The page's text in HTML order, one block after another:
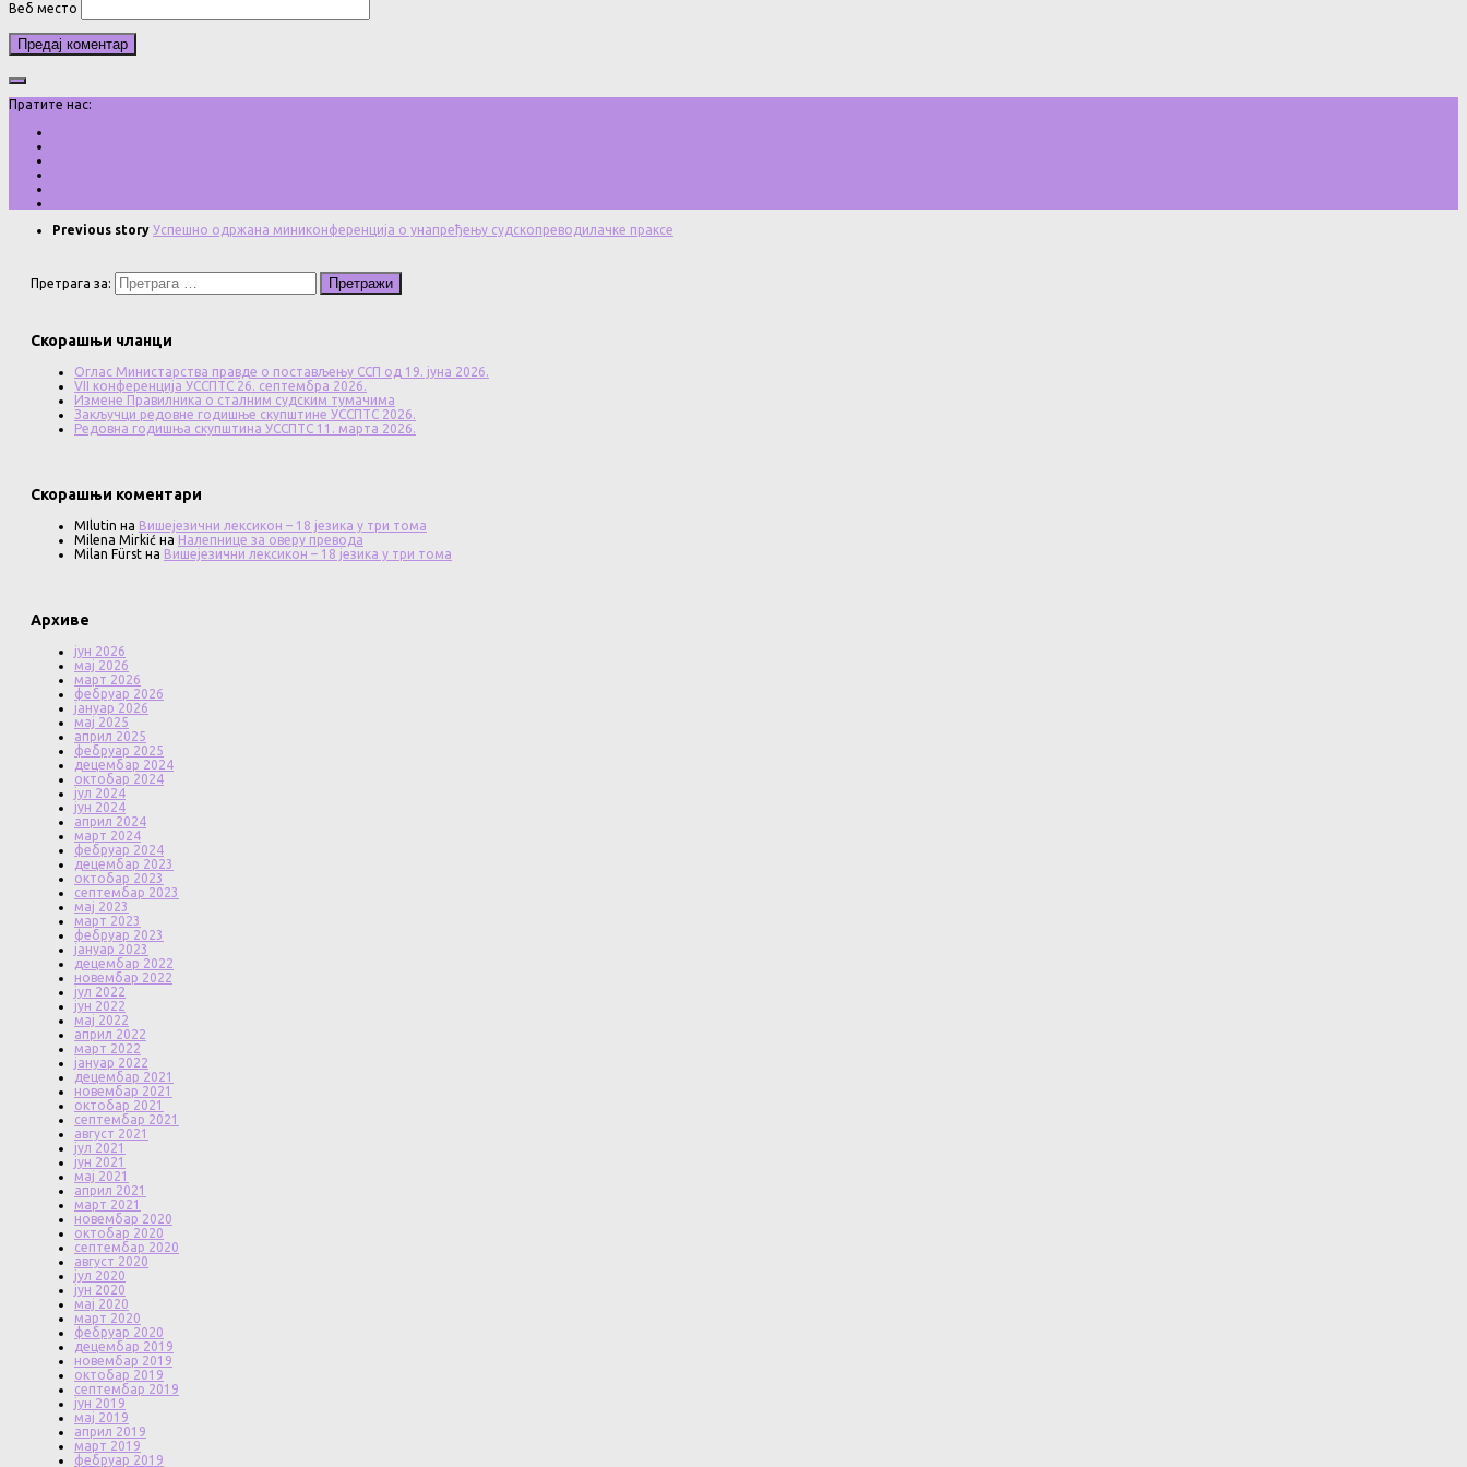
Веб место
Пратите нас:
Previous story Успешно одржана миниконференција о унапређењу судскопреводилачке праксе
Претрага за:
Скорашњи чланци
Оглас Министарства правде о постављењу ССП од 19. јуна 2026.
VII конференција УССПТС 26. септембра 2026.
Измене Правилника о сталним судским тумачима
Закључци редовне годишње скупштине УССПТС 2026.
Редовна годишња скупштина УССПТС 11. марта 2026.
Скорашњи коментари
MIlutin на Вишејезични лексикон – 18 језика у три тома
Milena Mirkić на Налепнице за оверу превода
Milan Fürst на Вишејезични лексикон – 18 језика у три тома
Архиве
јун 2026
мај 2026
март 2026
фебруар 2026
јануар 2026
мај 2025
април 2025
фебруар 2025
децембар 2024
октобар 2024
јул 2024
јун 2024
април 2024
март 2024
фебруар 2024
децембар 2023
октобар 2023
септембар 2023
мај 2023
март 2023
фебруар 2023
јануар 2023
децембар 2022
новембар 2022
јул 2022
јун 2022
мај 2022
април 2022
март 2022
јануар 2022
децембар 2021
новембар 2021
октобар 2021
септембар 2021
август 2021
јул 2021
јун 2021
мај 2021
април 2021
март 2021
новембар 2020
октобар 2020
септембар 2020
август 2020
јул 2020
јун 2020
мај 2020
март 2020
фебруар 2020
децембар 2019
новембар 2019
октобар 2019
септембар 2019
јун 2019
мај 2019
април 2019
март 2019
фебруар 2019